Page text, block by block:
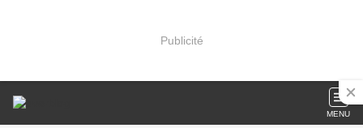
Publicité
MENU